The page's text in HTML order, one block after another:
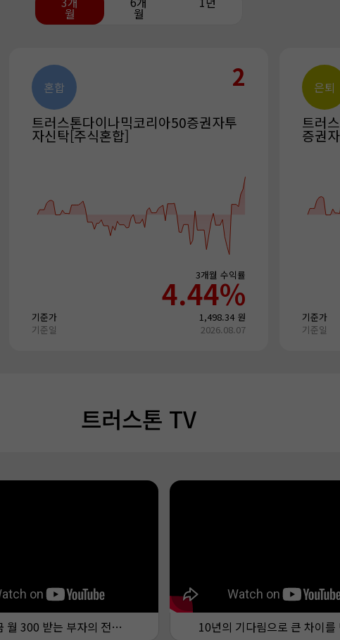
월 월
혼합 2
트러스톤다이나믹코리아50증권자투
자신탁[주식혼합]
3개월 수익률
4.44%
기준가
1,498.34 원
기준일
2026.08.07
은퇴
트러
증권
기준가
기준일
트러스톤 TV
국민연금 월 300 받는 부자의 전략은? 10년의 기다림으로 큰